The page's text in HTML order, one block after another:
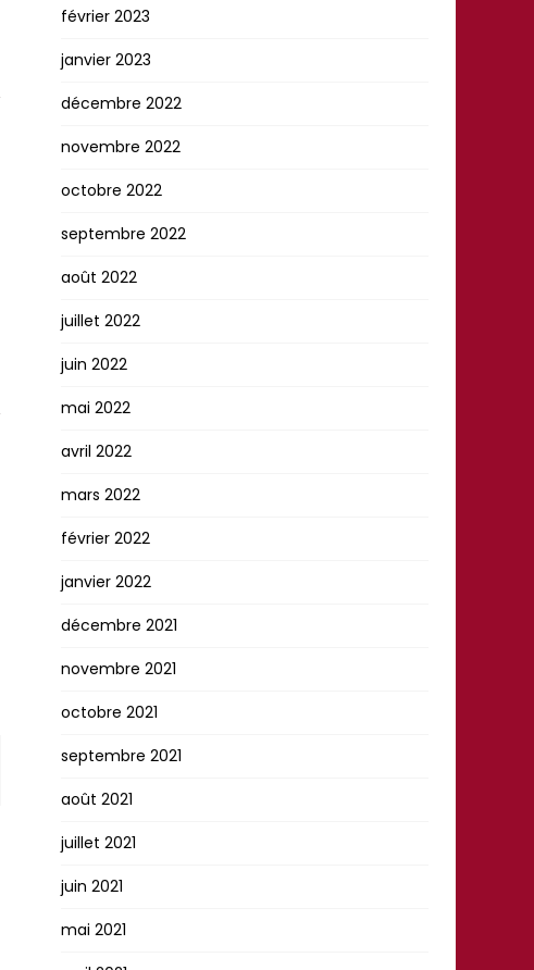
février 2023
janvier 2023
décembre 2022
novembre 2022
octobre 2022
septembre 2022
août 2022
juillet 2022
juin 2022
mai 2022
avril 2022
mars 2022
février 2022
janvier 2022
décembre 2021
novembre 2021
octobre 2021
septembre 2021
août 2021
juillet 2021
juin 2021
mai 2021